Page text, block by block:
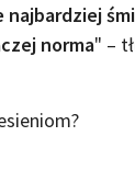
najbardziej
norma" –